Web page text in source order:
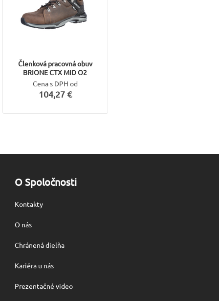
Členková pracovná obuv
BRIONE CTX MID O2
Cena s DPH od
104,27 €
O Spoločnosti
Kontakty
O nás
Chránená dielňa
Kariéra u nás
Prezentačné video